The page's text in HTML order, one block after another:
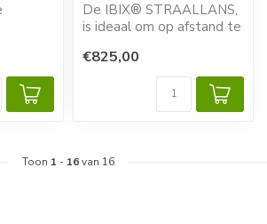
De IBIX® STRAALLANS,
is ideaal om op afstand te
plafonds, v...
€825,00
Toon 1 - 16van 16